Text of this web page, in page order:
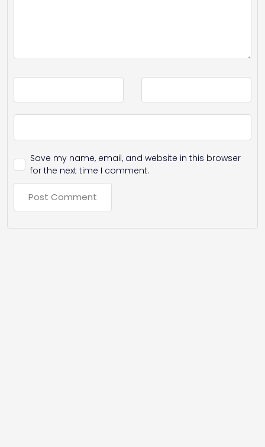
Save my name, email, and website in this browser
for the next time I comment.